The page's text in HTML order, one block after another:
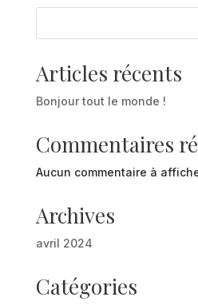
20,00 €
Articles récents
Bonjour tout le monde !
Commentaires
Aucun commentaire à
Archives
avril 2024
Catégories